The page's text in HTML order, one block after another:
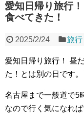
愛知日帰り旅行
食べてきた！
2025/2/24 旅行
愛知日帰り旅行！ 昼
た！とは別の日です。
名古屋まで一般道で5
なので行く気になれば